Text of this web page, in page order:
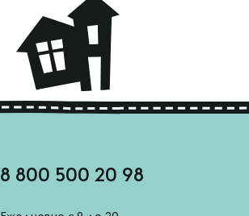
8 800 500 20 98